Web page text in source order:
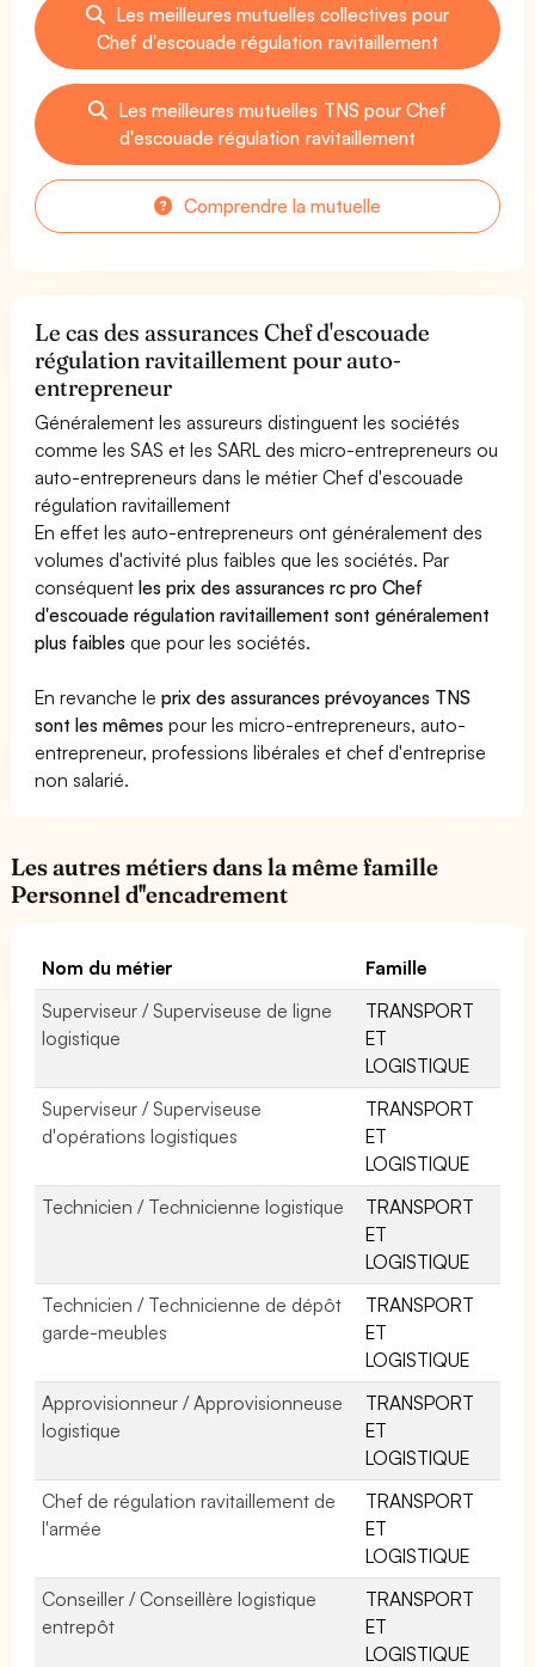
Les meilleures mutuelles collectives pour
Chef d'escouade régulation ravitaillement
Les meilleures mutuelles TNS pour Chef
d'escouade régulation ravitaillement
Comprendre la mutuelle
Le cas des assurances Chef d'escouade
régulation ravitaillement pour auto-
entrepreneur
Généralement les assureurs distinguent les sociétés
comme les SAS et les SARL des micro-entrepreneurs ou
auto-entrepreneurs dans le métier Chef d'escouade
régulation ravitaillement
En effet les auto-entrepreneurs ont généralement des
volumes d'activité plus faibles que les sociétés. Par
conséquentles prix des assurances rc pro Chef
d'escouade régulation ravitaillement sont généralement
plus faibles que pour les sociétés.
En revanche leprix des assurances prévoyances TNS
sont les mêmes pour les micro-entrepreneurs, auto-
entrepreneur, professions libérales et chef d'entreprise
non salarié.
Les autres métiers dans la même famille
Personnel d''encadrement
Nom du métier
Famille
Superviseur / Superviseuse de ligne
logistique
TRANSPORT
ET
LOGISTIQUE
Superviseur / Superviseuse
d'opérations logistiques
TRANSPORT
ET
LOGISTIQUE
Technicien / Technicienne logistique
TRANSPORT
ET
LOGISTIQUE
Technicien / Technicienne de dépôt
garde-meubles
TRANSPORT
ET
LOGISTIQUE
Approvisionneur / Approvisionneuse
logistique
TRANSPORT
ET
LOGISTIQUE
Chef de régulation ravitaillement de
l'armée
TRANSPORT
ET
LOGISTIQUE
Conseiller / Conseillère logistique
entrepôt
TRANSPORT
ET
LOGISTIQUE